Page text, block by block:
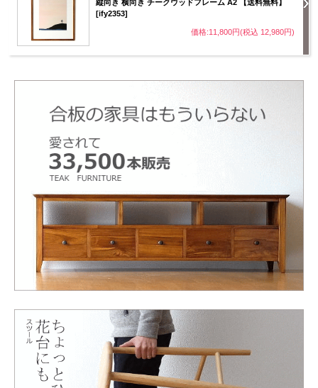
縦向き 横向き チークウッドフレーム A2 【送料無料】
[ify2353]
価格:11,800円(税込 12,980円)